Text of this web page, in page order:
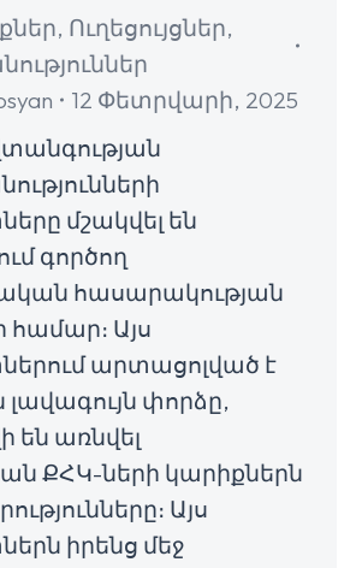
, Ուղեցույցներ,
12 Փետրվարի, 2025
մշակվել են
գործող
հասարակության
համար։ Այս
արտացոլված է
փորձը,
են առնվել
ՔՀԿ-ների կարիքներն
Այս
իրենց մեջ